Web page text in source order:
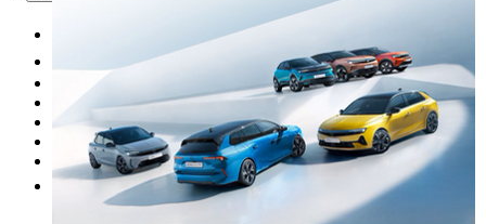
Le nostre offerte
I nostri brand
Officina
Vendi un'auto